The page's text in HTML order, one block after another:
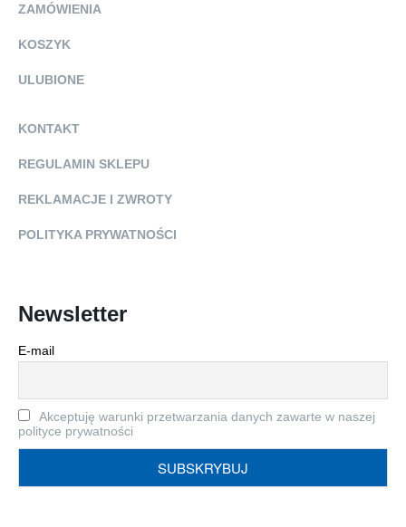
ZAMÓWIENIA
KOSZYK
ULUBIONE
KONTAKT
REGULAMIN SKLEPU
REKLAMACJE I ZWROTY
POLITYKA PRYWATNOŚCI
Newsletter
E-mail
Akceptuję warunki przetwarzania danych zawarte w naszej
polityce prywatności